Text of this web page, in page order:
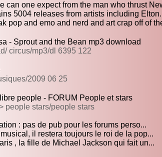
can one expect from the man who thrust
5004 releases from artists including
pop and emo and nerd and art crap off of
- Sprout and the Bean mp3 download
circus/mp3/dl 6395 122
2009 06 25
people - FORUM People et stars
people stars/people stars
: pas de pub pour les forums perso...
il restera toujours le roi de la pop...
, la fille de Michael Jackson qui fait un...